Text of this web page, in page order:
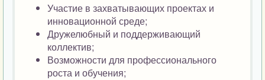
Участие в захватывающих проектах и
инновационной среде;
Дружелюбный и поддерживающий
коллектив;
Возможности для профессионального
роста и обучения;